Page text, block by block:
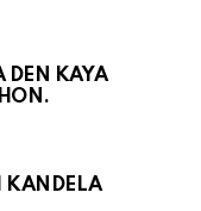
DEN KAYA
KANDELA